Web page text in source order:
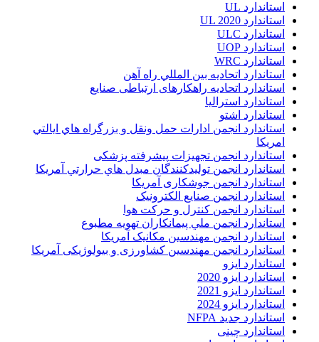
استاندارد UL
استاندارد UL 2020
استاندارد ULC
استاندارد UOP
استاندارد WRC
استاندارد اتحاديه بين المللي راه آهن
استاندارد اتحادیه راهکارهای ارتباطی صنایع
استاندارد استرالیا
استاندارد اشتو
استاندارد انجمن ادارات حمل ونقل و بزرگراه هاي ايالتي
امريکا
استاندارد انجمن تجهیزات پیشرفته پزشکی
استاندارد انجمن توليدکنندگان مبدل هاي حرارتي آمريکا
استاندارد انجمن جوشکاری آمریکا
استاندارد انجمن صنايع الکترونيک
استاندارد انجمن کنترل و حرکت هوا
استاندارد انجمن ملي پيمانکاران تهويه مطبوع
استاندارد انجمن مهندسين مکانيک آمريکا
استاندارد انجمن مهندسین کشاورزی و بیولوژیکی آمریکا
استاندارد ایزو
استاندارد ایزو 2020
استاندارد ایزو 2021
استاندارد ایزو 2024
استاندارد جدید NFPA
استاندارد چینی